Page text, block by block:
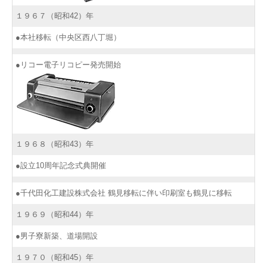
１９６７（昭和42）年
●本社移転（中央区西八丁堀）
●リコー電子リコピー発売開始
１９６８（昭和43）年
●設立10周年記念式典開催
●千代田化工建設株式会社 鶴見移転に伴い印刷室も鶴見に移転
１９６９（昭和44）年
●男子寮新築、道場開設
１９７０（昭和45）年